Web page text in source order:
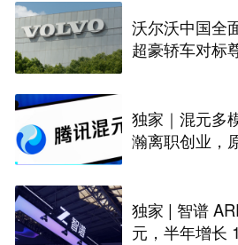
沃尔沃中国全
超豪轿车对标
独家｜混元多
瀚离职创业，
独家 | 智谱
元，半年增长